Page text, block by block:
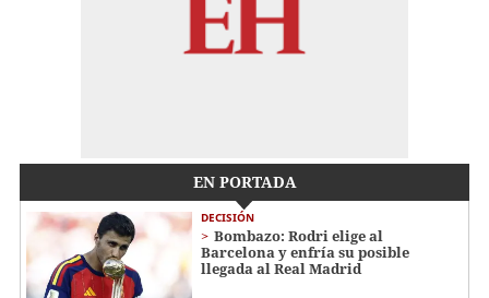
EN PORTADA
DECISIÓN
Bombazo: Rodri elige al
Barcelona y enfría su posible
llegada al Real Madrid